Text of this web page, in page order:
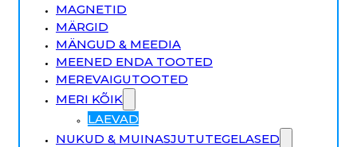
MAGNETID
MÄRGID
MÄNGUD & MEEDIA
MEENED ENDA TOOTED
MEREVAIGUTOOTED
MERI KÕIK
LAEVAD
NUKUD & MUINASJUTUTEGELASED